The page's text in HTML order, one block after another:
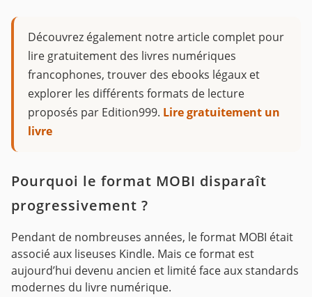
Découvrez également notre article complet pour
lire gratuitement des livres numériques
francophones, trouver des ebooks légaux et
explorer les différents formats de lecture
proposés par Edition999. Lire gratuitement un
livre
Pourquoi le format MOBI disparaît
progressivement ?
Pendant de nombreuses années, le format MOBI était
associé aux liseuses Kindle. Mais ce format est
aujourd’hui devenu ancien et limité face aux standards
modernes du livre numérique.